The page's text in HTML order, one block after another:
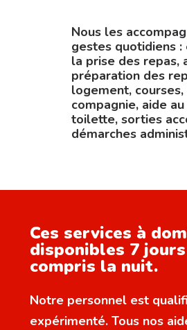
Nous les
gestes quotidiens
la prise des repas,
préparation des
logement,
compagnie, aide
toilette, sorties
démarches
Ces services à
disponibles 7
compris la nuit.
Notre personnel est
expérimenté. Tous nos